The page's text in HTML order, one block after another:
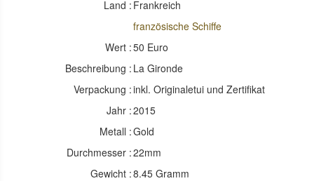
Land : Frankreich
französische Schiffe
Wert :50 Euro
Beschreibung : La Gironde
Verpackung :inkl. Originaletui und Zertifikat
Jahr :2015
Metall :Gold
Durchmesser :22mm
Gewicht :8.45 Gramm